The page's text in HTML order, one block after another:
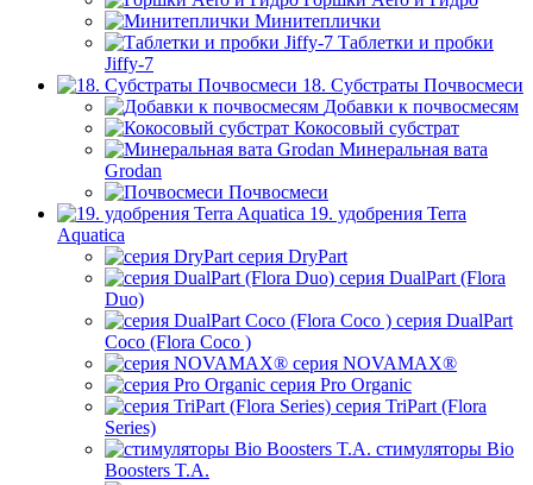
Минитеплички
Таблетки и пробки
Jiffy-7
18. Субстраты Почвосмеси
Добавки к почвосмесям
Кокосовый субстрат
Минеральная вата
Grodan
Почвосмеси
19. удобрения Terra
Aquatica
серия DryPart
серия DualPart (Flora
Duo)
серия DualPart
Coco (Flora Coco )
серия NOVAMAX®
серия Pro Organic
серия TriPart (Flora
Series)
стимуляторы Bio
Boosters T.A.